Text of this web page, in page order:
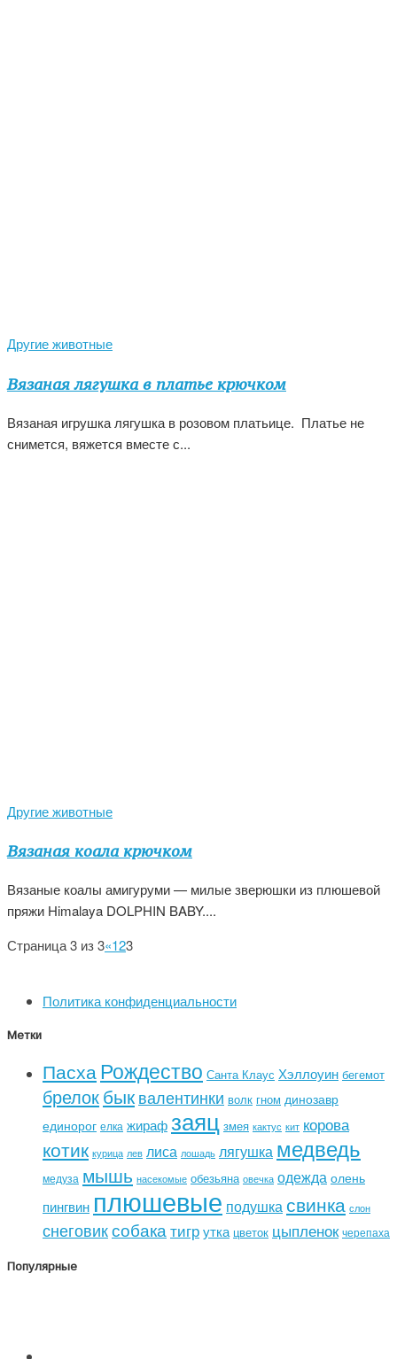
Другие животные
Вязаная лягушка в платье крючком
Вязаная игрушка лягушка в розовом платьице. Платье не
снимется, вяжется вместе с...
Другие животные
Вязаная коала крючком
Вязаные коалы амигуруми — милые зверюшки из плюшевой
пряжи Himalaya DOLPHIN BABY....
Страница 3 из 3«123
Политика конфиденциальности
Метки
ПасхаРождество Санта Клаус Хэллоуин бегемот
брелокбыквалентинки волк гном динозавр
единорог елка жирафзаяц змея кактус кит корова
котик курица лев лиса лошадь лягушка медведь
медуза мышь насекомые обезьяна овечка одежда олень
пингвин плюшевые подушка свинка слон
снеговиксобака тигрутка цветок цыпленок черепаха
Популярные